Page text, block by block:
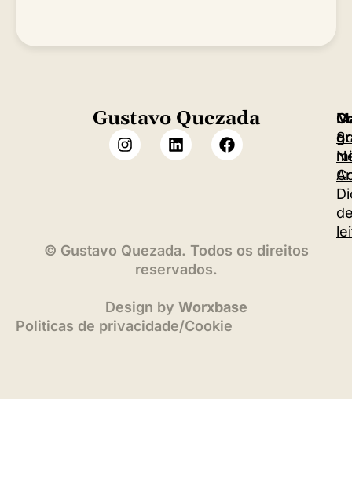
Gustavo Quezada
© Gustavo Quezada. Todos os direitos
reservados.
Design by Worxbase
Politicas de privacidade/Cookie